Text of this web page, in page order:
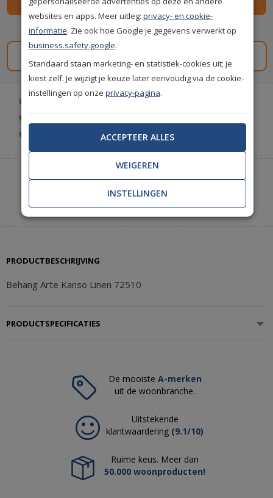
Spaar299premium punten i
Gratis achteraf betalen
Heeft u hulp nodig of wilt u telefonisch bestellen?
Neem contact met ons op.
+31(0)85 888 3671 | Start met chatten
PRODUCTBESCHRIJVING
Behang Arte Kanso Linen 72510
PRODUCTSPECIFICATIES
De mooiste A-merken
uit de woonbranche.
Uitstekende
klantwaardering (9.1/10)
Ruime keus. Meer dan
50.000 woonproducten!
websites en apps. Meer uitleg:privacy- en cookie-
informatie. Zie ook hoe Google je gegevens verwerkt op
business.safety.google.
Standaard staan marketing- en statistiek-cookies uit; je
kiest zelf. Je wijzigt je keuze later eenvoudig via de cookie-
instellingen op onzeprivacy-pagina.
ACCEPTEER ALLES
WEIGEREN
INSTELLINGEN